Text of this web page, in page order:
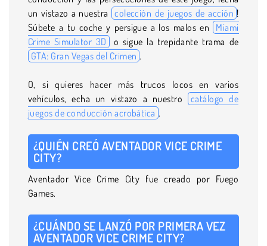
un vistazo a nuestra colección de juegos de acción !
Súbete a tu coche y persigue a los malos en Miami
Crime Simulator 3D o sigue la trepidante trama de
GTA: Gran Vegas del Crimen .
O, si quieres hacer más trucos locos en varios
vehículos, echa un vistazo a nuestro
catálogo de
juegos de conducción acrobática .
¿QUIÉN CREÓ AVENTADOR VICE CRIME
CITY?
Aventador Vice Crime City fue creado por Fuego
Games.
¿CUÁNDO SE LANZÓ POR PRIMERA VEZ
AVENTADOR VICE CRIME CITY?